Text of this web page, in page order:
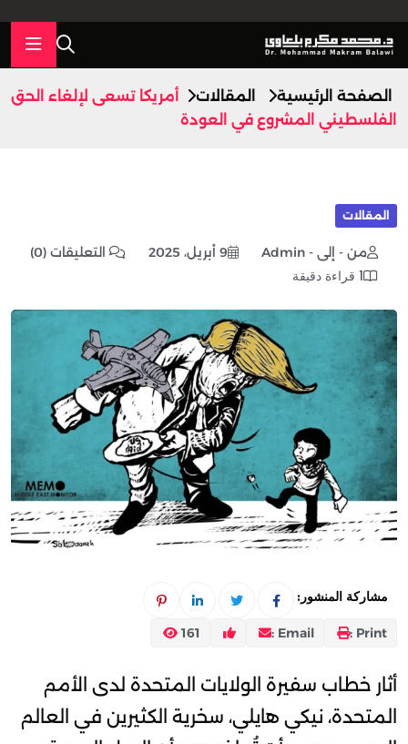
الصفحة الرئيسية المقالات
أمريكا تسعى لإلغاء الحق
الفلسطيني المشروع في العودة
المقالات
من - إلى - Admin 9 أبريل، 2025 التعليقات (0)
1 قراءة دقيقة
مشاركة المنشور:
Print :
Email :
161
أثار خطاب سفيرة الولايات المتحدة لدى الأمم
المتحدة، نيكي هايلي، سخرية الكثيرين في العالم